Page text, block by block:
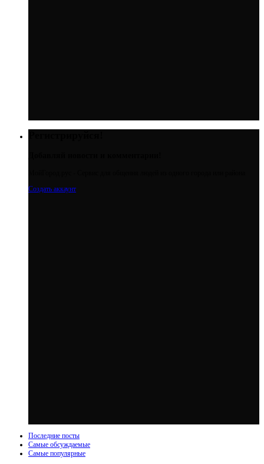
Создать аккаунт
Последние посты
Самые обсуждаемые
Самые популярные